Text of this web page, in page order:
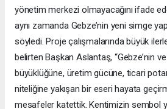
yönetim merkezi olmayacağını ifade
aynı zamanda Gebze’nin yeni simge
söyledi. Proje çalışmalarında büyük
belirten Başkan Aslantaş, “Gebze’nin
büyüklüğüne, üretim gücüne, ticari
niteliğine yakışan bir eseri hayata
mesafeler katettik. Kentimizin sembol